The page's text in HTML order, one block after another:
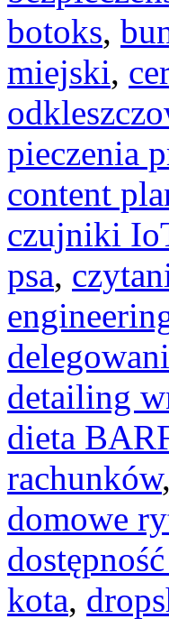
botoks,
miejski,
pieczenia
content
czujniki
psa,
detailing
dieta
rachunków,
domowe
kota,